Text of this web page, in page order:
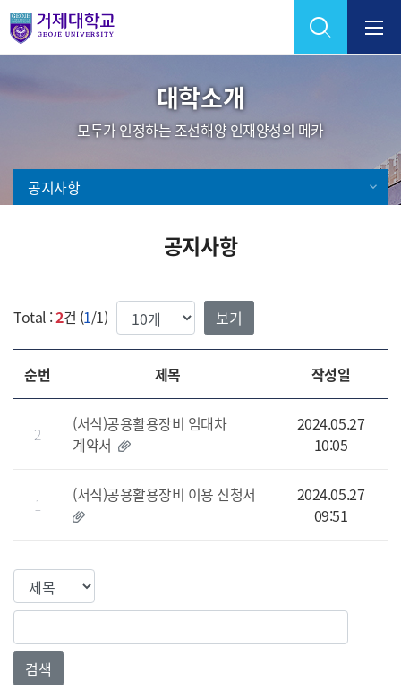
Skip Menu
대학소개
모두가 인정하는 조선해양 인재양성의 메카
공지사항
공지사항
Total :2건 (1/1) 한번에 보여질 게시물 갯수
순번 제목 작성일
2
(서식)공용활용장비 임대차
계약서
2024.05.27
10:05
1 (서식)공용활용장비 이용 신청서
2024.05.27
09:51
검색컬럼
검색